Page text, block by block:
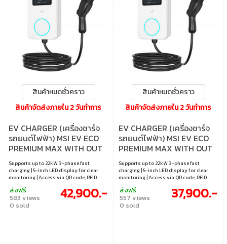
สินค้าหมดชั่วคราว
สินค้าจัดส่งภายใน 2 วันทำการ
EV CHARGER (เครื่องชาร์จ
รถยนต์ไฟฟ้า) MSI EV ECO
PREMIUM MAX WITH OUT
OCPP - WHITE 5YEARS
Supports up to 22kW 3-phase fast
charging | 5-inch LED display for clear
monitoring | Access via QR code, RFID
LAN connectivity | IP65 / IK08 with full
protection: OVP, OCP, OPP, OTP, UVP, RCD,
SPD
ส่งฟรี
583 views
0 sold
42,900.-
สินค้าหมดชั่วคราว
สินค้าจัดส่งภายใน 2 วันทำการ
EV CHARGER (เครื่องชาร์จ
รถยนต์ไฟฟ้า) MSI EV ECO
PREMIUM MAX WITH OUT
OCPP - WHITE 3YEARS
Supports up to 22kW 3-phase fast
charging | 5-inch LED display for clear
monitoring | Access via QR code, RFID
LAN connectivity | IP65 / IK08 with full
protection: OVP, OCP, OPP, OTP, UVP, RCD,
SPD
ส่งฟรี
557 views
0 sold
37,900.-